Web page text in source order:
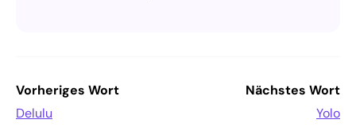
Vorheriges Wort
Delulu
Nächstes Wort
Yolo